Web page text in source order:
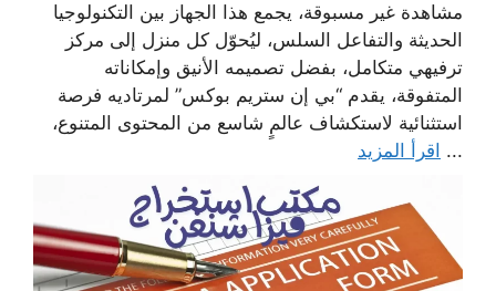
مشاهدة غير مسبوقة، يجمع هذا الجهاز بين التكنولوجيا
الحديثة والتفاعل السلس، ليُحوّل كل منزل إلى مركز
ترفيهي متكامل، بفضل تصميمه الأنيق وإمكاناته
المتفوقة، يقدم “بي إن ستريم بوكس” لمرتاديه فرصة
استثنائية لاستكشاف عالمٍ شاسع من المحتوى المتنوع،
... اقرأ المزيد